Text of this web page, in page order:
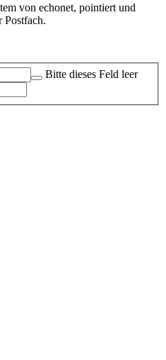
von echonet, pointiert und
Postfach.
Bitte dieses Feld leer